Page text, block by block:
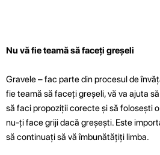
Nu vă fie teamă să faceți greșeli
Gravele – fac parte din procesul de
fie teamă să faceți greșeli, vă va ajuta
să faci propoziții corecte și să folosești
nu-ți face griji dacă greșești. Este
să continuați să vă îmbunătățiți limba.